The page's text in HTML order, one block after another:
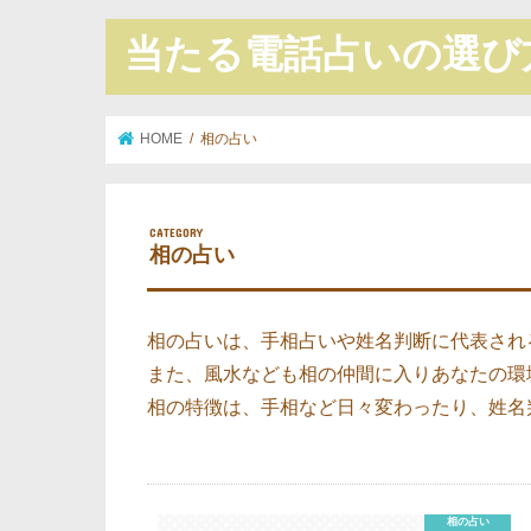
当たる電話占いの選び
HOME 相の占い
相の占い
相の占いは、手相占いや姓名判断に代表さ
また、風水なども相の仲間に入りあなたの
相の特徴は、手相など日々変わったり、姓
相の占い